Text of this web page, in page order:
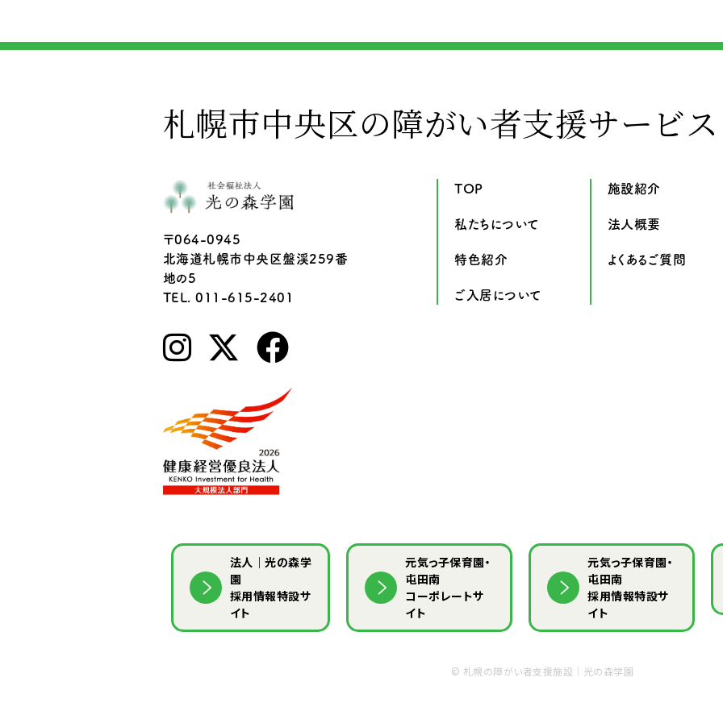
札幌市中央区の障がい者支援サービス
〒064-0945
北海道札幌市中央区盤渓259番
地の5
TEL. 011-615-2401
TOP
私たちについて
特色紹介
ご入居について
施設紹介
法人概要
よくあるご質問
法人｜光の森学
園
採用情報特設サ
イト
元気っ子保育園・
屯田南
コーポレートサ
イト
元気っ子保育園・
屯田南
採用情報特設サ
イト
© 札幌の障がい者支援施設｜光の森学園